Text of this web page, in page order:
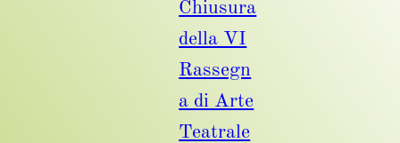
Chiusura
della VI
Rassegn
a di Arte
Teatrale